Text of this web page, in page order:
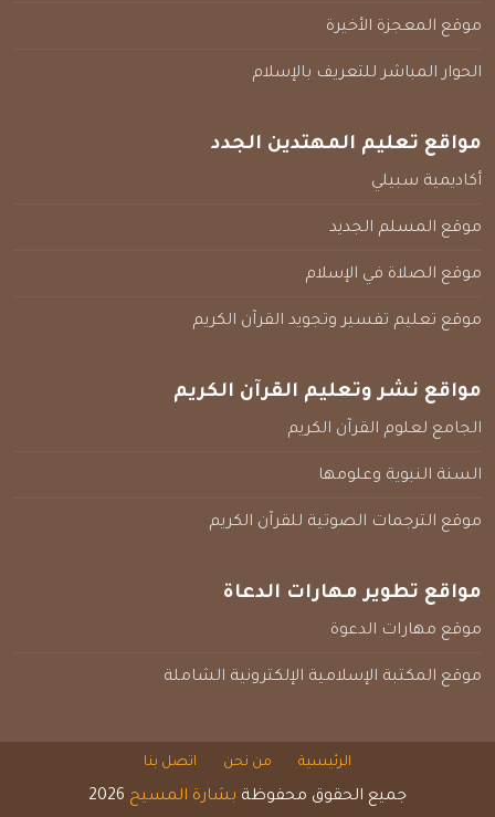
موقع المعجزة الأخيرة
الحوار المباشر للتعريف بالإسلام
مواقع تعليم المهتدين الجدد
أكاديمية سبيلي
موقع المسلم الجديد
موقع الصلاة في الإسلام
موقع تعليم تفسير وتجويد القرآن الكريم
مواقع نشر وتعليم القرآن الكريم
الجامع لعلوم القرآن الكريم
السنة النبوية وعلومها
موقع الترجمات الصوتية للقرآن الكريم
مواقع تطوير مهارات الدعاة
موقع مهارات الدعوة
موقع المكتبة الإسلامية الإلكترونية الشاملة
الرئيسية من نحن اتصل بنا
جميع الحقوق محفوظة بشارة المسيح